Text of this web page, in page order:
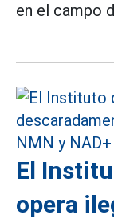
en el campo
El
opera